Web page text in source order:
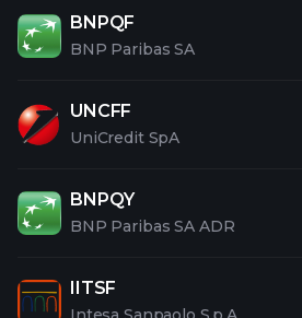
BNPQF
BNP Paribas SA
UNCFF
UniCredit SpA
BNPQY
BNP Paribas SA ADR
IITSF